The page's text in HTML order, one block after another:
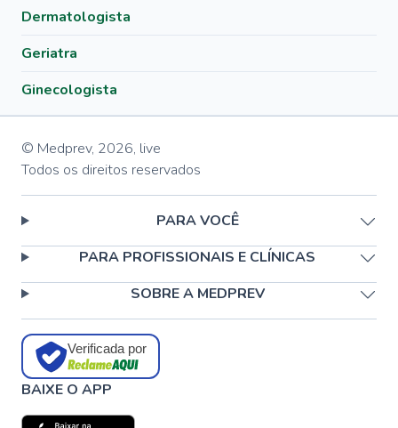
Dermatologista
Geriatra
Ginecologista
© Medprev, 2026, live
Todos os direitos reservados
PARA VOCÊ
PARA PROFISSIONAIS E CLÍNICAS
SOBRE A MEDPREV
Verificada por
BAIXE O APP